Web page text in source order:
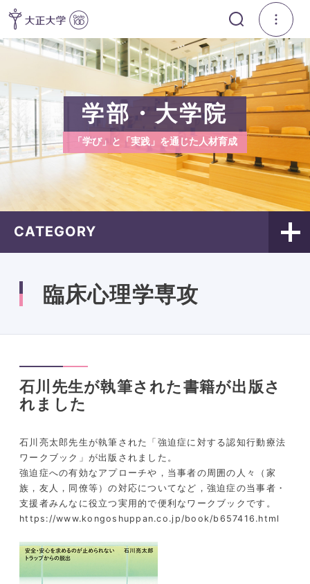
学部・大学院
「学び」と「実践」を通じた人材育成
CATEGORY
臨床心理学専攻
石川先生が執筆された書籍が出版さ
れました
石川亮太郎先生が執筆された「強迫症に対する認知行動療法
ワークブック」が出版されました。
強迫症への有効なアプローチや，当事者の周囲の人々（家
族，友人，同僚等）の対応についてなど，強迫症の当事者・
支援者みんなに役立つ実用的で便利なワークブックです。
https://www.kongoshuppan.co.jp/book/b657416.html